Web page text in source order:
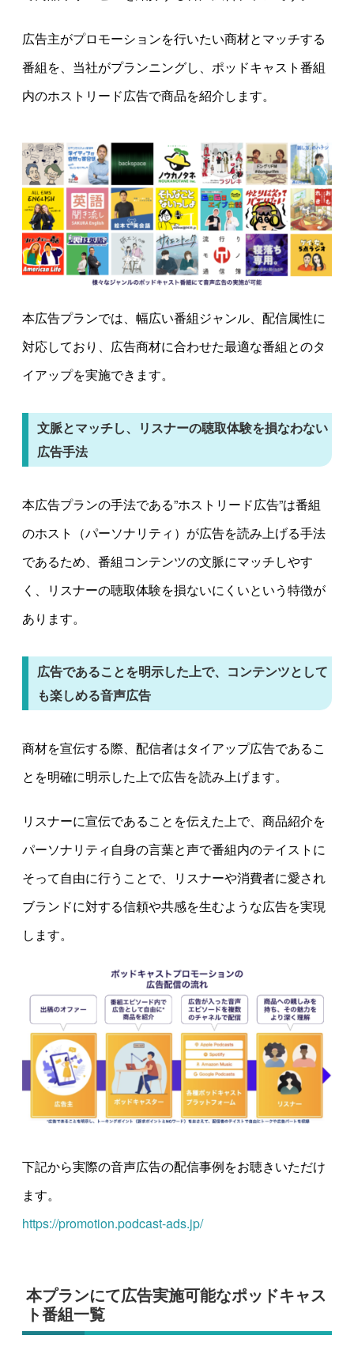
広告主がプロモーションを行いたい商材とマッチする
番組を、当社がプランニングし、ポッドキャスト番組
内のホストリード広告で商品を紹介します。
本広告プランでは、幅広い番組ジャンル、配信属性に
対応しており、広告商材に合わせた最適な番組とのタ
イアップを実施できます。
文脈とマッチし、リスナーの聴取体験を損なわない
広告手法
本広告プランの手法である”ホストリード広告”は番組
のホスト（パーソナリティ）が広告を読み上げる手法
であるため、番組コンテンツの文脈にマッチしやす
く、リスナーの聴取体験を損ないにくいという特徴が
あります。
広告であることを明示した上で、コンテンツとして
も楽しめる音声広告
商材を宣伝する際、配信者はタイアップ広告であるこ
とを明確に明示した上で広告を読み上げます。
リスナーに宣伝であることを伝えた上で、商品紹介を
パーソナリティ自身の言葉と声で番組内のテイストに
そって自由に行うことで、リスナーや消費者に愛され
ブランドに対する信頼や共感を生むような広告を実現
します。
下記から実際の音声広告の配信事例をお聴きいただけ
ます。
https://promotion.podcast-ads.jp/
本プランにて広告実施可能なポッドキャス
ト番組一覧